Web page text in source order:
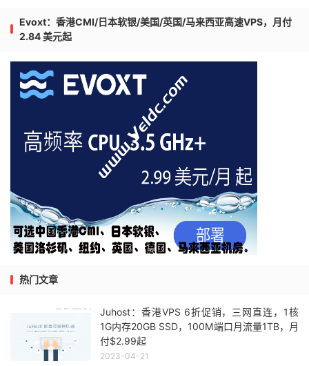
Evoxt：香港CMI/日本软银/美国/英国/马来西亚高速VPS，月付
2.84 美元起
热门文章
Juhost：香港VPS 6折促销，三网直连，1核
1G内存20GB SSD，100M端口月流量1TB，月
付$2.99起
2023-04-21